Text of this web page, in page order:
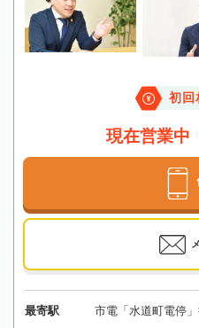
初回
現在営業中
最寄駅 市電「水道町電停